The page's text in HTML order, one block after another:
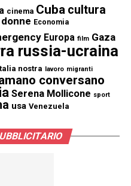
cinema Cuba cultura
donne Economia
Europa film Gaza
russia-ucraina
nostra lavoro migranti
conversano
Serena Mollicone sport
usa Venezuela